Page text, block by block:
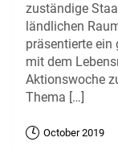
zuständige
ländlichen
präsentierte ein
mit dem
Aktionswoche
Thema […]
October 2019